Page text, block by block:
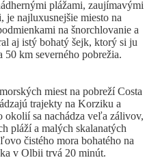
plážami, zaujímavými
je najluxusnejšie miesto na
na šnorchlovanie a
aj istý bohatý šejk, ktorý si ju
km severného pobrežia.
miest na pobreží Costa
trajekty na Korziku a
okolií sa nachádza veľa zálivov,
pláží a malých skalanatých
čistého mora bohatého na
v Olbii trvá 20 minút.